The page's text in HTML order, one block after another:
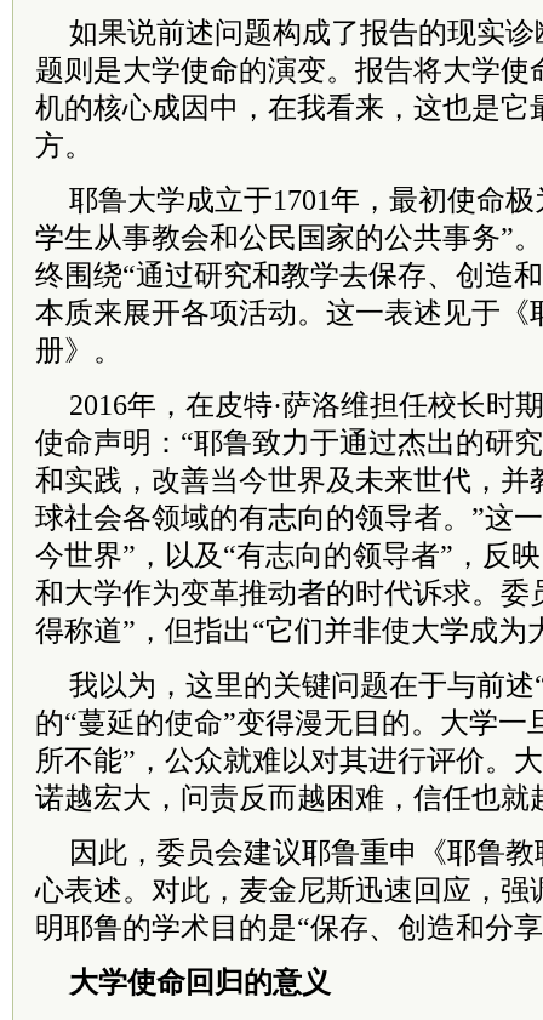
如果说前述问题构成了报告的现实
题则是大学使命的演变。报告将大学使
机的核心成因中，在我看来，这也是它
方。
耶鲁大学成立于1701年，最初使命
学生从事教会和公民国家的公共事务”
终围绕“通过研究和教学去保存、创造
本质来展开各项活动。这一表述见于《
册》。
2016年，在皮特·萨洛维担任校长时
使命声明：“耶鲁致力于通过杰出的研
和实践，改善当今世界及未来世代，并
球社会各领域的有志向的领导者。”这
今世界”，以及“有志向的领导者”，反
和大学作为变革推动者的时代诉求。委
得称道”，但指出“它们并非使大学成为
我以为，这里的关键问题在于与前述
的“蔓延的使命”变得漫无目的。大学一
所不能”，公众就难以对其进行评价。
诺越宏大，问责反而越困难，信任也就
因此，委员会建议耶鲁重申《耶鲁
心表述。对此，麦金尼斯迅速回应，强
明耶鲁的学术目的是“保存、创造和分
大学使命回归的意义